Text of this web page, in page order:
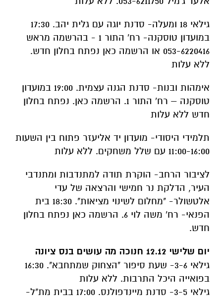
גילאי 18 ומעלה- סדנת יוגה עם גלית יהב. 17:30
במועדון טוסקנה- רח' התור 1 - בהרשמה מראש
053-6220416 או הרשמה כאן נפתח בחלון חדש.
ללא עלות
אימהות ובנות- סדנת הגנה עצמית. 19:00 במועדון
טוסקנה – רח' התור 1. הרשמה כאן. נפתח בחלון
חדש ללא עלות
תלמידי היסודי- מועדון יד אליעזר פתוח בין השעות
11:00-16:00 עם שלל משחקים. ללא עלות
לציבור הרחב- הוקרת תודה למתנדבות ומתנדבי
העיר, הדלקת נר חמישי והרצאה של עדי
אלטשולר- "מחלום לשינוי מציאות". 18:30 בית
הפנאי- רח' משה לוי 6. הרשמה כאן נפתח בחלון
חדש.
יום שלישי 12.12 חנוכה מה עושים בנס ציונה
גילאי 3-6- שעת סיפור "הצחוק שמתחבא". 16:30
בפואייה היכל התרבות. ללא עלות
גילאי 3-5- סדנת מיינדפולנס. 17:00 בבית מת"ל-